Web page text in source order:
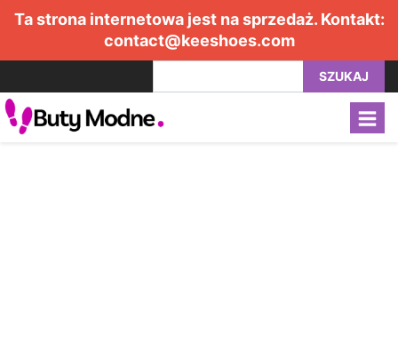
Ta strona internetowa jest na sprzedaż. Kontakt:
contact@keeshoes.com
SZUKAJ